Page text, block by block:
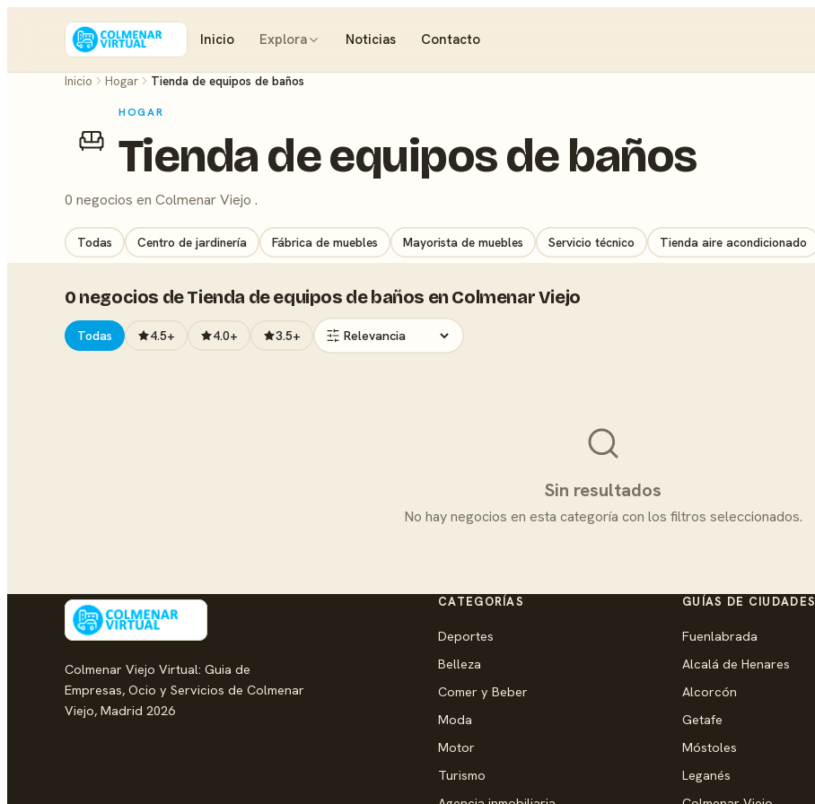
Inicio Explora Noticias Contacto
Inicio Hogar Tienda de equipos de baños
HOGAR
Tienda de equipos de baños
0 negocios en Colmenar Viejo .
Todas Centro de jardinería Fábrica de muebles Mayorista de muebles Servicio técnico Tienda aire acondicionado
0 negocios de Tienda de equipos de baños en Colmenar Viejo
Todas 4.5+ 4.0+ 3.5+
Sin resultados
No hay negocios en esta categoría con los filtros seleccionados.
Colmenar Viejo Virtual: Guia de
Empresas, Ocio y Servicios de Colmenar
Viejo, Madrid 2026
CATEGORÍAS
Deportes
Belleza
Comer y Beber
Moda
Motor
Turismo
GUÍAS DE CIUDADES
Fuenlabrada
Alcalá de Henares
Alcorcón
Getafe
Móstoles
Leganés